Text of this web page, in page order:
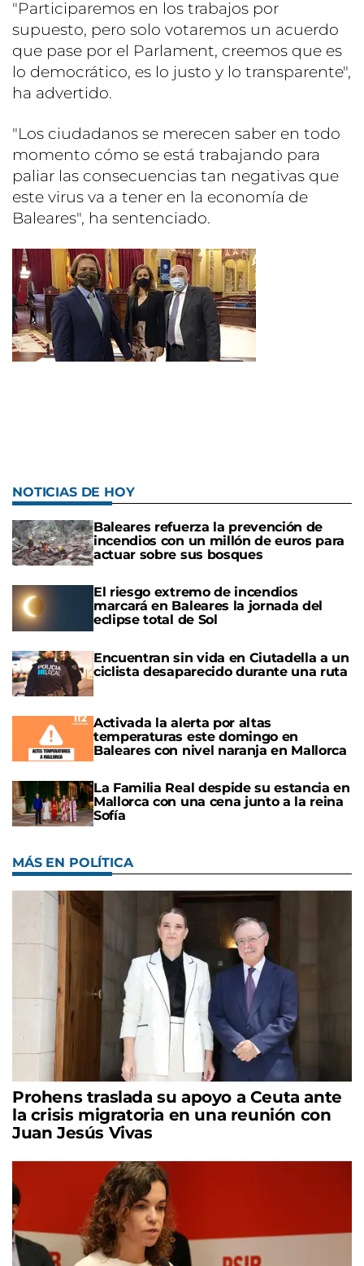
"Participaremos en los trabajos por
supuesto, pero solo votaremos un acuerdo
que pase por el Parlament, creemos que es
lo democrático, es lo justo y lo transparente",
ha advertido.
"Los ciudadanos se merecen saber en todo
momento cómo se está trabajando para
paliar las consecuencias tan negativas que
este virus va a tener en la economía de
Baleares", ha sentenciado.
NOTICIAS DE HOY
Baleares refuerza la prevención de
incendios con un millón de euros para
actuar sobre sus bosques
El riesgo extremo de incendios
marcará en Baleares la jornada del
eclipse total de Sol
Encuentran sin vida en Ciutadella a un
ciclista desaparecido durante una ruta
Activada la alerta por altas
temperaturas este domingo en
Baleares con nivel naranja en Mallorca
La Familia Real despide su estancia en
Mallorca con una cena junto a la reina
Sofía
MÁS EN POLÍTICA
Prohens traslada su apoyo a Ceuta ante
la crisis migratoria en una reunión con
Juan Jesús Vivas